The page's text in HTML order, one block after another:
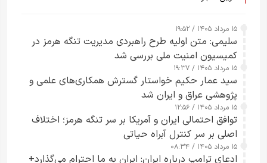
۱۵ مرداد ۱۴۰۵ / ۱۹:۵۲
سلیمی: متن اولیه طرح راهبردی مدیریت تنگه هرمز در
کمیسیون امنیت ملی بررسی شد
۱۵ مرداد ۱۴۰۵ / ۱۹:۳۷
سید عمار حکیم خواستار گسترش همکاری‌های علمی و
پژوهشی عراق و ایران شد
۱۵ مرداد ۱۴۰۵ / ۱۲:۵۶
توافق احتمالی ایران و آمریکا بر سر تنگه هرمز؛ اختلاف
اصلی بر سر کنترل آبراه حیاتی
۱۵ مرداد ۱۴۰۵ / ۰۸:۳۴
ادعای ترامپ درباره ایران: ایران به ما احترام می‌گذارد+